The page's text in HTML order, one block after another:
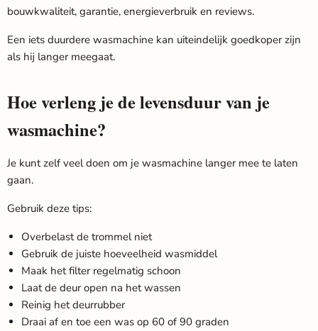
bouwkwaliteit, garantie, energieverbruik en reviews.
Een iets duurdere wasmachine kan uiteindelijk goedkoper zijn
als hij langer meegaat.
Hoe verleng je de levensduur van je
wasmachine?
Je kunt zelf veel doen om je wasmachine langer mee te laten
gaan.
Gebruik deze tips:
Overbelast de trommel niet
Gebruik de juiste hoeveelheid wasmiddel
Maak het filter regelmatig schoon
Laat de deur open na het wassen
Reinig het deurrubber
Draai af en toe een was op 60 of 90 graden